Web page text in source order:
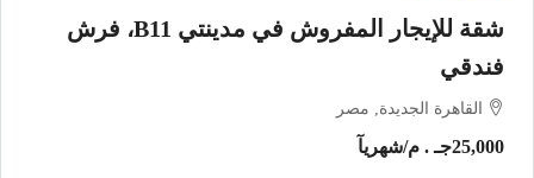
شقة للإيجار المفروش في مدينتي B11، فرش
فندقي
القاهرة الجديدة, مصر
25,000جـ . م /شهريآ